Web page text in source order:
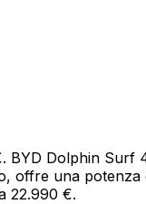
BYD Dolphin
offre una potenza
22.990 €.